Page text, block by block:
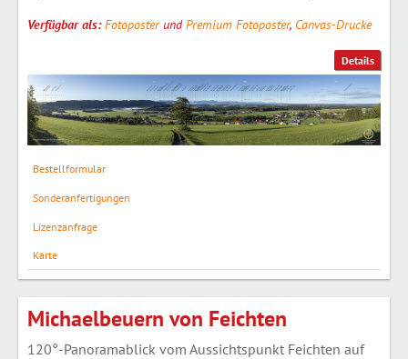
Details
Verfügbar als:FotoposterundPremium Fotoposter, Canvas-Drucke
Bestellformular
Sonderanfertigungen
Lizenzanfrage
Karte
Michaelbeuern von Feichten
120°-Panoramablick vom Aussichtspunkt Feichten auf